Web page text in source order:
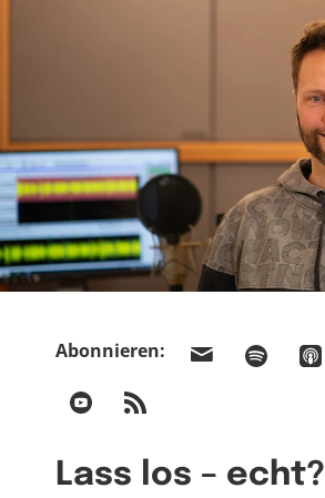
Abonnieren:
Lass los – echt?